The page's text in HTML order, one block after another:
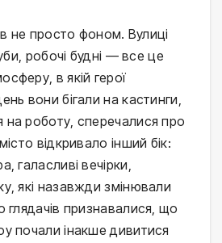
не просто фоном. Вулиці
робочі будні — все це
в якій герої
вони бігали на кастинги,
роботу, сперечалися про
відкривало інший бік:
галасливі вечірки,
які назавжди змінювали
глядачів признавалися, що
почали інакше дивитися